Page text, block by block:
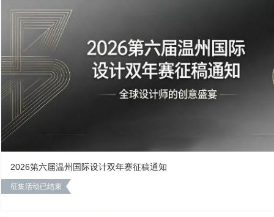
2026第六届温州国际设计双年赛征稿通知
征集活动已结束